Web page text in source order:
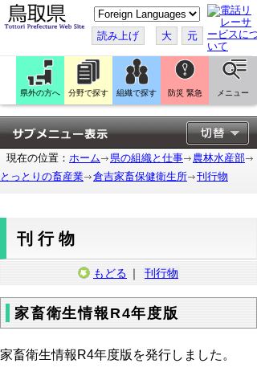
こ
の
ペ
ー
ジ
翻
訳
す
る
読み上げ 大 元
県外の方へ 分野で探す 組織で探す 防災 緊急 メニュー
現在の位置： ホーム 県の組織と仕事
農林水産部
とっとりの畜産業
倉吉家畜保健衛生所 刊行物
刊行物
もどる ｜ 刊行物
家畜衛生情報R4年度版
家畜衛生情報R4年度版を発行しました。